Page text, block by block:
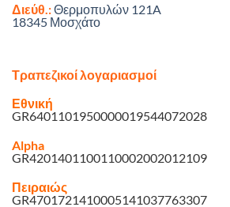
Διεύθ.:Θερμοπυλών 121A
18345 Μοσχάτο
Τραπεζικοί λογαριασμοί
Εθνική
GR6401101950000019544072028
Alpha
GR4201401100110002002012109
Πειραιώς
GR4701721410005141037763307